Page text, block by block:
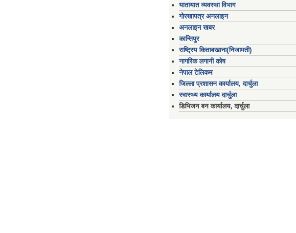
यातायात व्यवस्था विभाग
गोरखापत्र अनलाइन
अनलाइन खबर
कान्तिपुर
राष्ट्रिय किताबखाना(निजामती)
नागरिक लगानी कोष
नेपाल टेलिकम
जिल्ला प्रशासन कार्यालय, दार्चुला
स्वास्थ्य कार्यालय दार्चुला
डिभिजन बन कार्यालय, दार्चुला